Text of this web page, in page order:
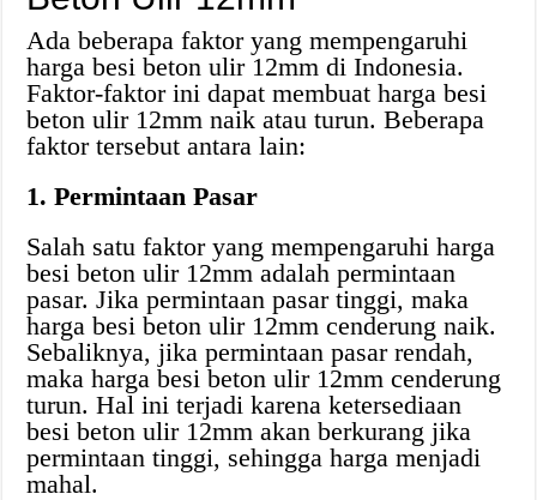
Ada beberapa faktor yang mempengaruhi
harga besi beton ulir 12mm di Indonesia.
Faktor-faktor ini dapat membuat harga besi
beton ulir 12mm naik atau turun. Beberapa
faktor tersebut antara lain:
1. Permintaan Pasar
Salah satu faktor yang mempengaruhi harga
besi beton ulir 12mm adalah permintaan
pasar. Jika permintaan pasar tinggi, maka
harga besi beton ulir 12mm cenderung naik.
Sebaliknya, jika permintaan pasar rendah,
maka harga besi beton ulir 12mm cenderung
turun. Hal ini terjadi karena ketersediaan
besi beton ulir 12mm akan berkurang jika
permintaan tinggi, sehingga harga menjadi
mahal.